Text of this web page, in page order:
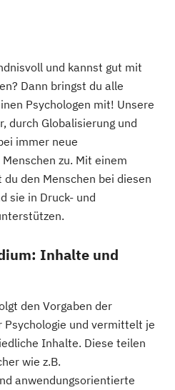
und kannst gut mit
Dann bringst du alle
Psychologen mit! Unsere
durch Globalisierung und
immer neue
zu. Mit einem
den Menschen bei diesen
sie in Druck- und
Inhalte und
den Vorgaben der
Psychologie und vermittelt je
Inhalte. Diese teilen
wie z.B.
anwendungsorientierte